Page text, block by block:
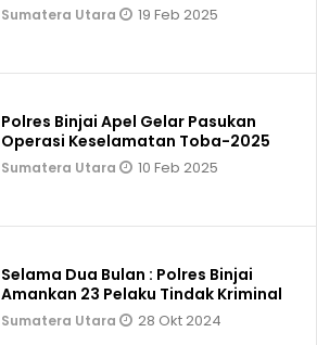
Sumatera Utara 19 Feb 2025
Polres Binjai Apel Gelar Pasukan
Operasi Keselamatan Toba-2025
Sumatera Utara 10 Feb 2025
Selama Dua Bulan : Polres Binjai
Amankan 23 Pelaku Tindak Kriminal
Sumatera Utara 28 Okt 2024